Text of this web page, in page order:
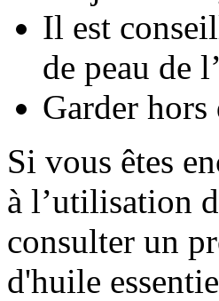
Il est
de peau de
Garder hors
Si vous êtes
à l’utilisation
consulter un
d'huile